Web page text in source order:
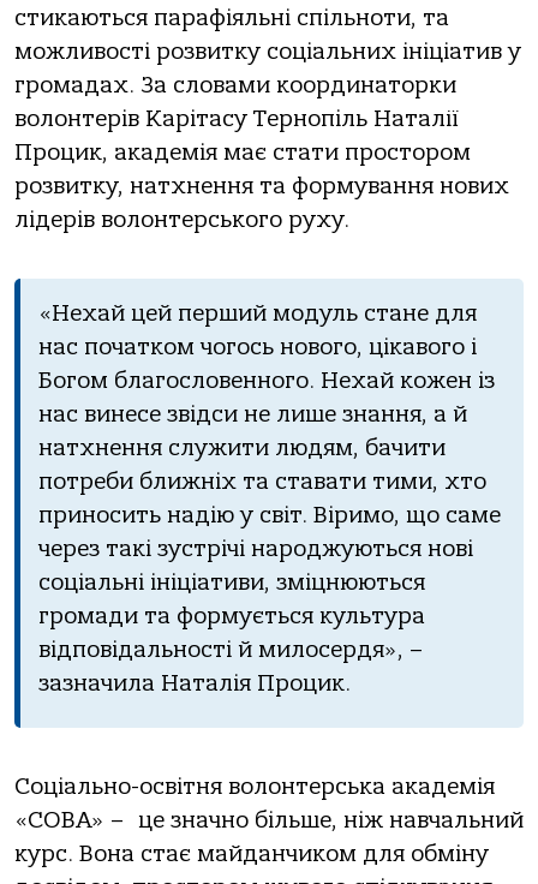
стикаються парафіяльні спільноти, та
можливості розвитку соціальних ініціатив у
громадах. За словами координаторки
волонтерів Карітасу Тернопіль Наталії
Процик, академія має стати простором
розвитку, натхнення та формування нових
лідерів волонтерського руху.
«Нехай цей перший модуль стане для
нас початком чогось нового, цікавого і
Богом благословенного. Нехай кожен із
нас винесе звідси не лише знання, а й
натхнення служити людям, бачити
потреби ближніх та ставати тими, хто
приносить надію у світ. Віримо, що саме
через такі зустрічі народжуються нові
соціальні ініціативи, зміцнюються
громади та формується культура
відповідальності й милосердя», –
зазначила Наталія Процик.
Соціально-освітня волонтерська академія
«СОВА» – це значно більше, ніж навчальний
курс. Вона стає майданчиком для обміну